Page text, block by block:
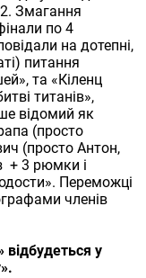
Змагання
по 4
на дотепні,
питання
та «Кіленц
титанів»,
відомий як
(просто
(просто Антон,
+ 3 рюмки і
Переможці
членів
відбудеться у